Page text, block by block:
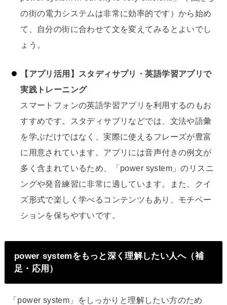
の街の電力システムは非常に効率的です）から始め
て、自分の街に合わせて文を変えてみるとよいでし
ょう。
【アプリ活用】スタディサプリ・英語学習アプリで
実践トレーニング
スマートフォンの英語学習アプリを利用するのもお
すすめです。スタディサプリなどでは、文法や語彙
を学ぶだけではなく、実際に使えるフレーズが豊富
に用意されています。アプリには音声付きの例文が
多く含まれているため、「power system」のリスニ
ングや発音練習に非常に適しています。また、クイ
ズ形式で楽しく学べるコンテンツもあり、モチベー
ションを保ちやすいです。
power systemをもっと深く理解したい人へ（補
足・応用）
「power system」をしっかりと理解したい方のため